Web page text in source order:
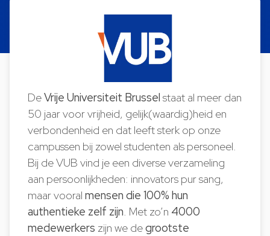
DeVrije Universiteit Brussel staat al meer dan
50 jaar voor vrijheid, gelijk(waardig)heid en
verbondenheid en dat leeft sterk op onze
campussen bij zowel studenten als personeel.
Bij de VUB vind je een diverse verzameling
aan persoonlijkheden: innovators pur sang,
maar vooralmensen die 100% hun
authentieke zelf zijn. Met zo’n 4000
medewerkers zijn we degrootste